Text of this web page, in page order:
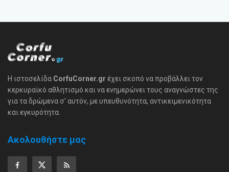
Η ιστοσελίδα CorfuCorner.gr έχει σκοπό να προβάλλει τον
κερκυραϊκό αθλητισμό και να ενημερώνει τους αναγνώστες της
για τα δρώμενα σ' αυτόν, με υπευθυνότητα, αντικειμενικότητα
και εγκυρότητα.
Ακολουθήστε μας